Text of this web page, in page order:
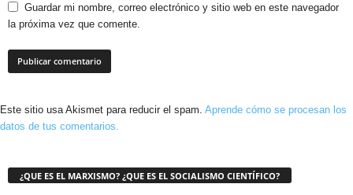
Guardar mi nombre, correo electrónico y sitio web en este navegador
la próxima vez que comente.
Este sitio usa Akismet para reducir el spam. Aprende cómo se procesan los
datos de tus comentarios.
¿QUE ES EL MARXISMO? ¿QUE ES EL SOCIALISMO CIENTÍFICO?